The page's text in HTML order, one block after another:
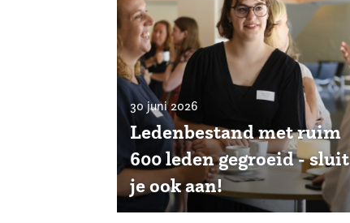
30 juni 2026
Ledenbestand met ruim
600 leden gegroeid - sluit
je ook aan!